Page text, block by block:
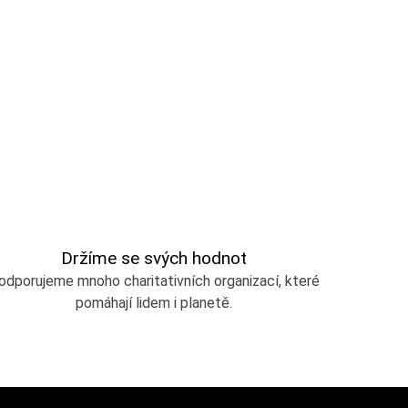
Držíme se svých hodnot
mnoho charitativních organizací, které
pomáhají lidem i planetě.